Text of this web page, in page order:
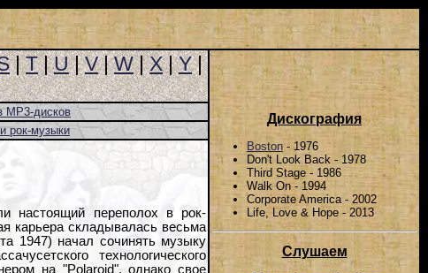
|T|U|V|W|X|Y|
Дискография
Boston - 1976
Don't Look Back - 1978
Third Stage - 1986
Walk On - 1994
Corporate America - 2002
Life, Love & Hope - 2013
Слушаем
MP3-дисков
рок-музыки
настоящий переполох в рок-
карьера складывалась весьма
1947) начал сочинять музыку
технологического
на "Polaroid", однако свое